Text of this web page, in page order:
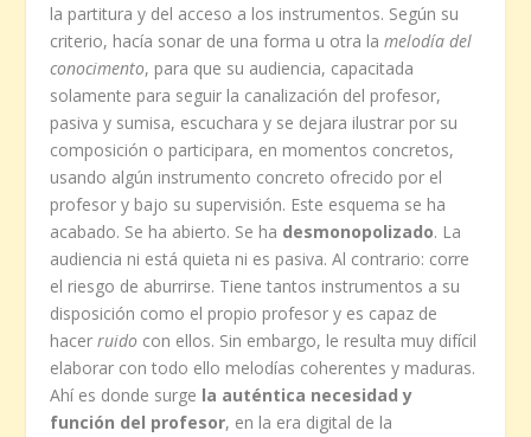
la partitura y del acceso a los instrumentos. Según su
criterio, hacía sonar de una forma u otra lamelodía del
conocimento, para que su audiencia, capacitada
solamente para seguir la canalización del profesor,
pasiva y sumisa, escuchara y se dejara ilustrar por su
composición o participara, en momentos concretos,
usando algún instrumento concreto ofrecido por el
profesor y bajo su supervisión. Este esquema se ha
acabado. Se ha abierto. Se ha desmonopolizado. La
audiencia ni está quieta ni es pasiva. Al contrario: corre
el riesgo de aburrirse. Tiene tantos instrumentos a su
disposición como el propio profesor y es capaz de
hacerruido con ellos. Sin embargo, le resulta muy difícil
elaborar con todo ello melodías coherentes y maduras.
Ahí es donde surge la auténtica necesidad y
función del profesor, en la era digital de la